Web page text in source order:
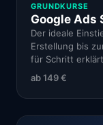
GRUNDKURSE
Google Ads
Der ideale
Erstellung bis
für Schritt
ab149 €